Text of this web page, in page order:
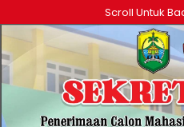
ke
konten
Scroll Untuk